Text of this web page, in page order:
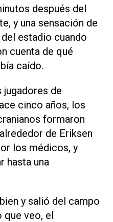
después del
y ​una sensación ‌de
estadio cuando
cuenta de qué
caído.
de
cinco años, ⁠los
formaron
de Eriksen
los médicos, y
hasta una
y salió del campo
que veo, el